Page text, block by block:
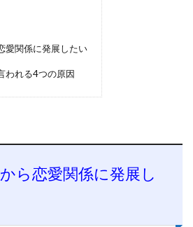
愛関係に発展したい
われる4つの原因
ら恋愛関係に発展し